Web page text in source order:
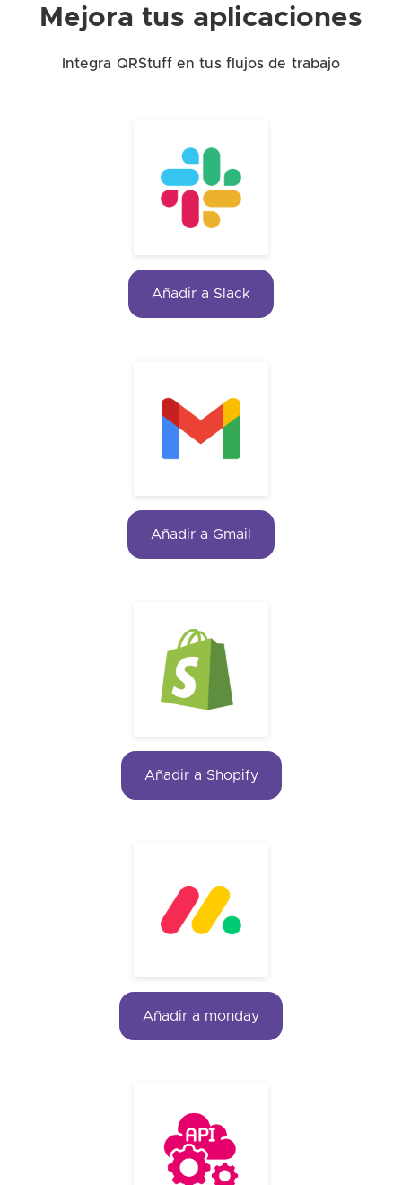
Mejora tus aplicaciones
Integra QRStuff en tus flujos de trabajo
Añadir a Slack
Añadir a Gmail
Añadir a Shopify
Añadir a monday